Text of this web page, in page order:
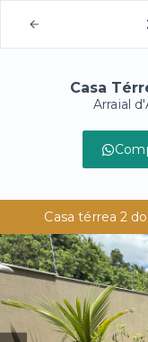
Casa
Arraial
Casa térrea 2